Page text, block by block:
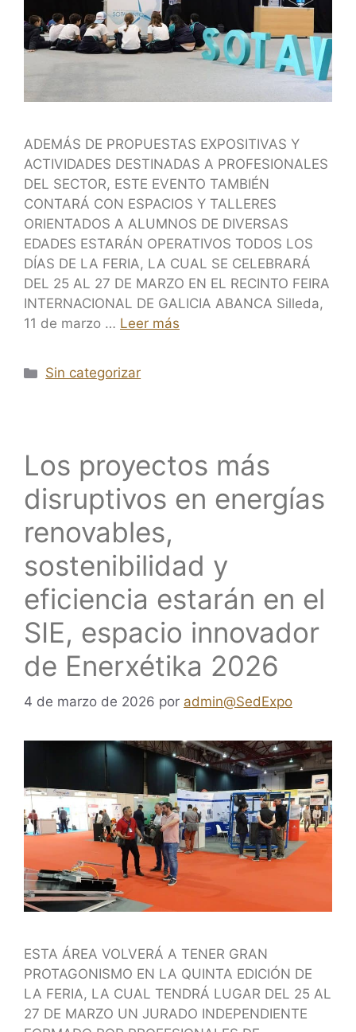
ADEMÁS DE PROPUESTAS EXPOSITIVAS Y
ACTIVIDADES DESTINADAS A PROFESIONALES
DEL SECTOR, ESTE EVENTO TAMBIÉN
CONTARÁ CON ESPACIOS Y TALLERES
ORIENTADOS A ALUMNOS DE DIVERSAS
EDADES ESTARÁN OPERATIVOS TODOS LOS
DÍAS DE LA FERIA, LA CUAL SE CELEBRARÁ
DEL 25 AL 27 DE MARZO EN EL RECINTO FEIRA
INTERNACIONAL DE GALICIA ABANCA Silleda,
11 de marzo … Leer más
Sin categorizar
Los proyectos más
disruptivos en energías
renovables,
sostenibilidad y
eficiencia estarán en el
SIE, espacio innovador
de Enerxétika 2026
4 de marzo de 2026 por admin@SedExpo
ESTA ÁREA VOLVERÁ A TENER GRAN
PROTAGONISMO EN LA QUINTA EDICIÓN DE
LA FERIA, LA CUAL TENDRÁ LUGAR DEL 25 AL
27 DE MARZO UN JURADO INDEPENDIENTE